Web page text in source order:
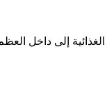
إلى داخل العظم